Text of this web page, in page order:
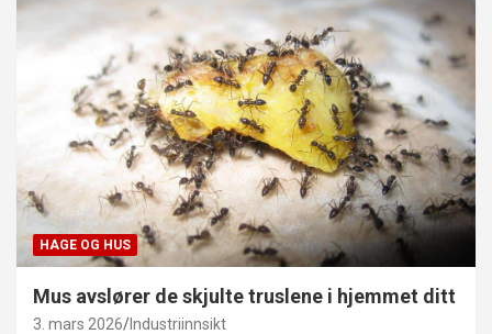
HAGE OG HUS
Mus avslører de skjulte truslene i hjemmet ditt
3. mars 2026 Industriinnsikt